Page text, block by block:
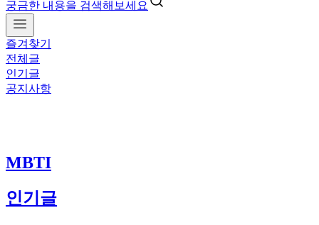
궁금한 내용을 검색해보세요
즐겨찾기
전체글
인기글
공지사항
MBTI
인기글